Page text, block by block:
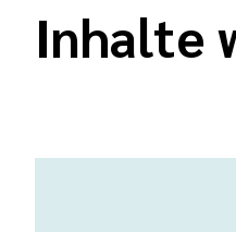
Inhalte